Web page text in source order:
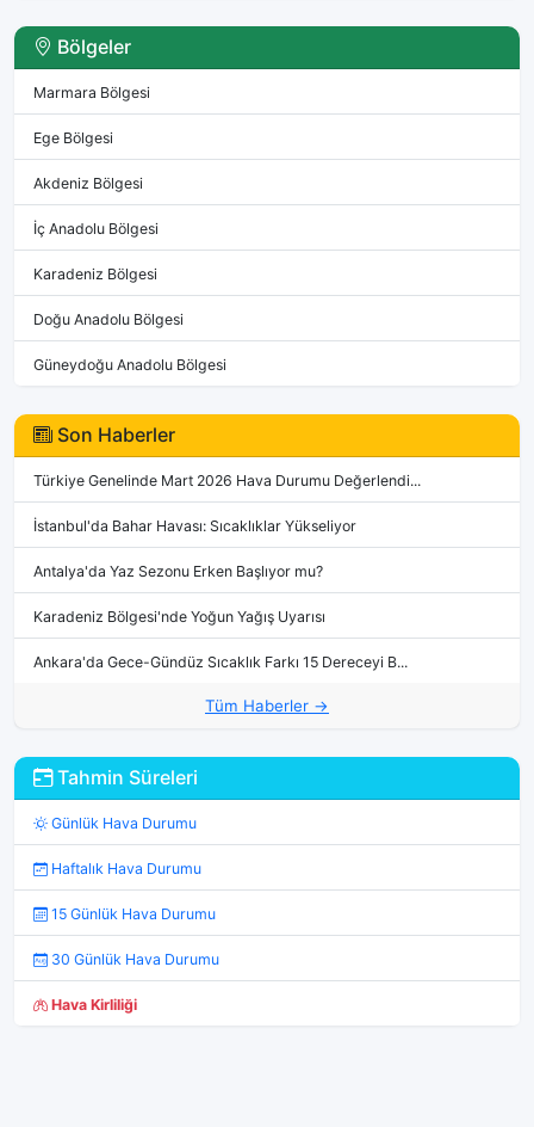
Bölgeler
Marmara Bölgesi
Ege Bölgesi
Akdeniz Bölgesi
İç Anadolu Bölgesi
Karadeniz Bölgesi
Doğu Anadolu Bölgesi
Güneydoğu Anadolu Bölgesi
Son Haberler
Türkiye Genelinde Mart 2026 Hava Durumu Değerlendi...
İstanbul'da Bahar Havası: Sıcaklıklar Yükseliyor
Antalya'da Yaz Sezonu Erken Başlıyor mu?
Karadeniz Bölgesi'nde Yoğun Yağış Uyarısı
Ankara'da Gece-Gündüz Sıcaklık Farkı 15 Dereceyi B...
Tüm Haberler →
Tahmin Süreleri
Günlük Hava Durumu
Haftalık Hava Durumu
15 Günlük Hava Durumu
30 Günlük Hava Durumu
Hava Kirliliği